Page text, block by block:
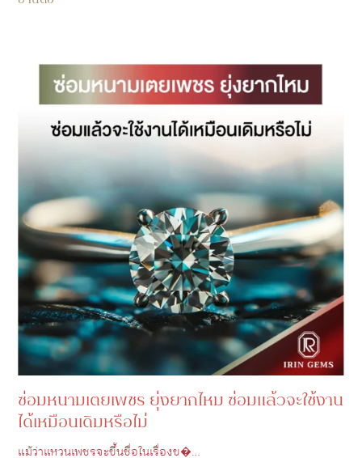
ซ่อมหนามเตยเพชร ยุ่งยากไหม ซ่อมแล้วจะใช้งาน
ได้เหมือนเดิมหรือไม่
แม้ว่าแหวนเพชรจะขึ้นชื่อในเรื่องข�…